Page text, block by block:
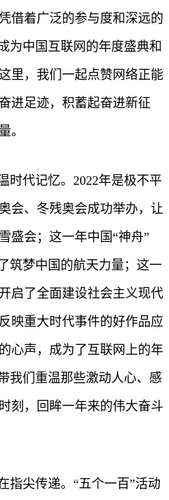
借着广泛的参与度和深远的
为中国互联网的年度盛典和
里，我们一起点赞网络正能
进足迹，积蓄起奋进新征
。
时代记忆。2022年是极不平
会、冬残奥会成功举办，让
盛会；这一年中国“神舟”
筑梦中国的航天力量；这一
启了全面建设社会主义现代
重大时代事件的好作品应
心声，成为了互联网上的年
我们重温那些激动人心、感
刻，回眸一年来的伟大奋斗
指尖传递。“五个一百”活动